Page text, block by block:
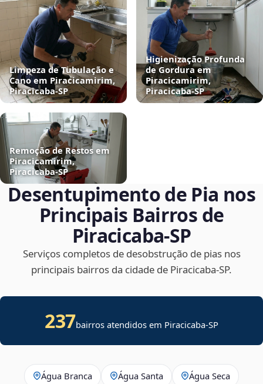
Limpeza de Tubulação e
Cano em Piracicamirim,
Piracicaba‑SP
Higienização Profunda
de Gordura em
Piracicamirim,
Piracicaba‑SP
Remoção de Restos em
Piracicamirim,
Piracicaba‑SP
Desentupimento de Pia nos
Principais Bairros de
Piracicaba‑SP
Serviços completos de desobstrução de pias nos
principais bairros da cidade de Piracicaba‑SP.
237bairros atendidos em Piracicaba-SP
Água Branca Água Santa Água Seca